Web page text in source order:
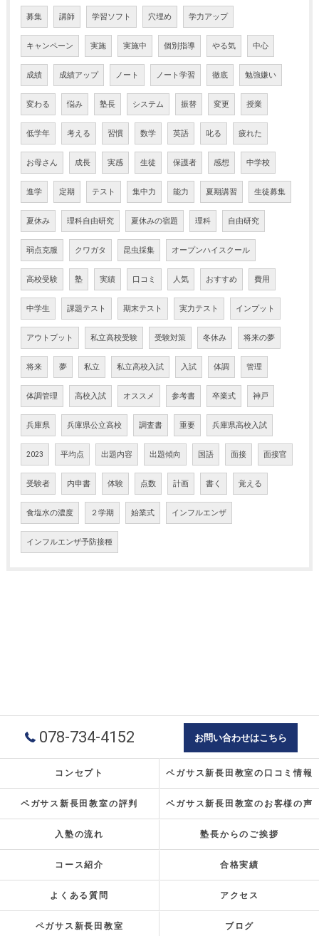
募集 講師 学習ソフト 穴埋め 学力アップ
キャンペーン 実施 実施中 個別指導 やる気 中心
成績 成績アップ ノート ノート学習 徹底 勉強嫌い
変わる 悩み 塾長 システム 振替 変更 授業
低学年 考える 習慣 数学 英語 叱る 疲れた
お母さん 成長 実感 生徒 保護者 感想 中学校
進学 定期 テスト 集中力 能力 夏期講習 生徒募集
夏休み 理科自由研究 夏休みの宿題 理科 自由研究
弱点克服 クワガタ 昆虫採集 オープンハイスクール
高校受験 塾 実績 口コミ 人気 おすすめ 費用
中学生 課題テスト 期末テスト 実力テスト インプット
アウトプット 私立高校受験 受験対策 冬休み 将来の夢
将来 夢 私立 私立高校入試 入試 体調 管理
体調管理 高校入試 オススメ 参考書 卒業式 神戸
兵庫県 兵庫県公立高校 調査書 重要 兵庫県高校入試
2023 平均点 出題内容 出題傾向 国語 面接 面接官
受験者 内申書 体験 点数 計画 書く 覚える
食塩水の濃度 ２学期 始業式 インフルエンザ
インフルエンザ予防接種
078-734-4152 お問い合わせはこちら
コンセプト ペガサス新長田教室の口コミ情報
ペガサス新長田教室の評判 ペガサス新長田教室のお客様の声
入塾の流れ 塾長からのご挨拶
コース紹介 合格実績
よくある質問 アクセス
ペガサス新長田教室 ブログ